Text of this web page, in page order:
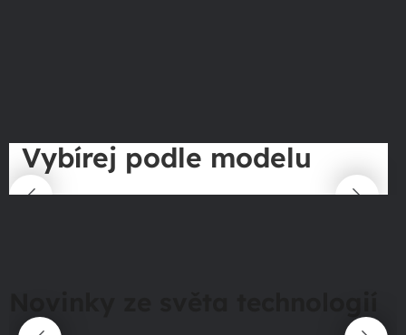
Vybírej podle modelu